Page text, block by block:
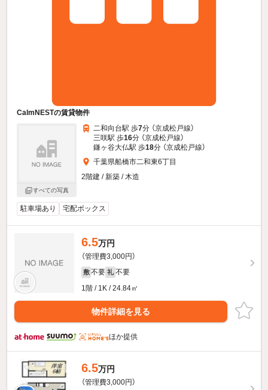
CalmNESTの賃貸物件
すべての写真
二和向台駅 歩7分 （京成松戸線）
三咲駅 歩16分 （京成松戸線）
鎌ヶ谷大仏駅 歩18分 （京成松戸線）
千葉県船橋市二和東6丁目
2階建 / 新築 / 木造
駐車場あり 宅配ボックス
6.5万円
（管理費3,000円）
敷 不要 礼 不要
1階 / 1K / 24.84㎡
物件詳細を見る
ほか提供
6.5万円
（管理費3,000円）